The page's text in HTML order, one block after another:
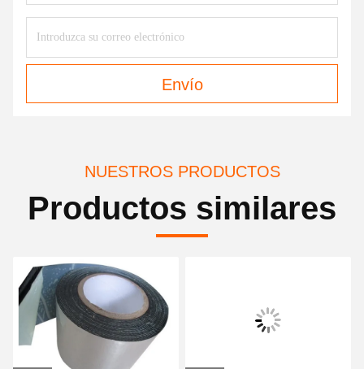
Envío
NUESTROS PRODUCTOS
Productos similares